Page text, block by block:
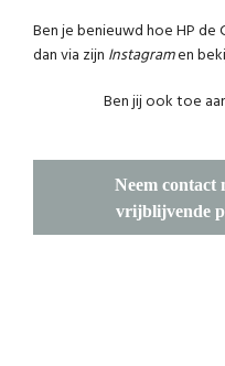
Ben je benieuwd hoe HP
dan via zijn Instagramen
Ben jij ook toe
Neem contact
vrijblijvende